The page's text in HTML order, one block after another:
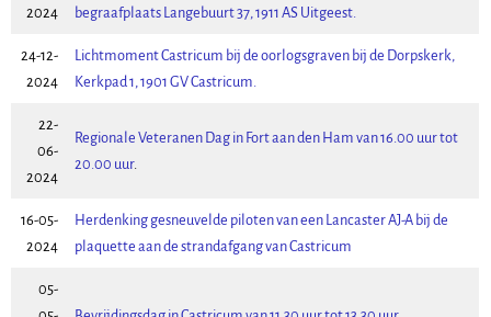
2024
begraafplaats Langebuurt 37, 1911 AS Uitgeest.
24-12-
2024
Lichtmoment Castricum bij de oorlogsgraven bij de Dorpskerk,
Kerkpad 1, 1901 GV Castricum.
22-
06-
2024
Regionale Veteranen Dag in Fort aan den Ham van 16.00 uur tot
20.00 uur.
16-05-
2024
Herdenking gesneuvelde piloten van een Lancaster AJ-A bij de
plaquette aan de strandafgang van Castricum
05-